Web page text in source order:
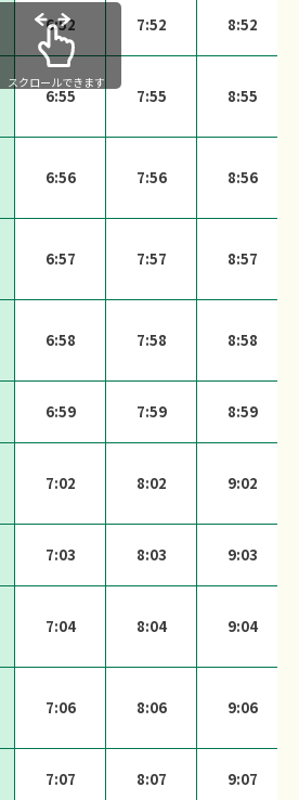
6:52 7:52 8:52
6:55 7:55 8:55
6:56 7:56 8:56
6:57 7:57 8:57
6:58 7:58 8:58
6:59 7:59 8:59
7:02 8:02 9:02
7:03 8:03 9:03
7:04 8:04 9:04
7:06 8:06 9:06
7:07 8:07 9:07
スクロールできます